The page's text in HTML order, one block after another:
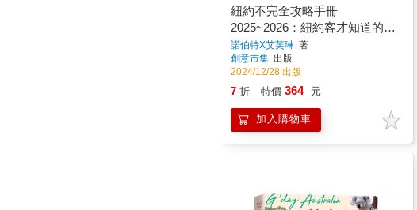
紐約不完全攻略手冊
2025~2026：紐約客才知道的城
市秘密x打卡景點x經典美食x建
築藝術x深度文化120＋
諾伯特X艾芙琳 著
創意市集 出版
2024/12/28 出版
7 折 特價 364 元
加入購物車